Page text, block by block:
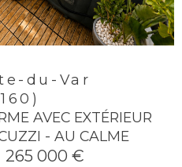
du-Var
AVEC EXTÉRIEUR
- AU CALME
265 000 €